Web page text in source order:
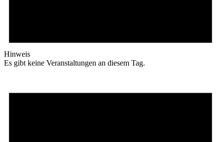
Hinweis
Es gibt keine Veranstaltungen an diesem Tag.